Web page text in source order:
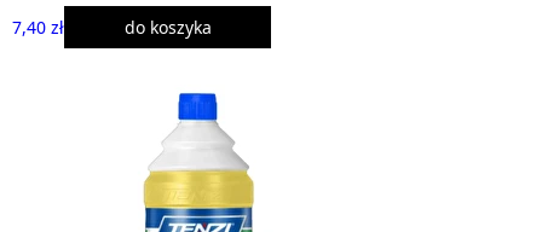
7,40 zł do koszyka